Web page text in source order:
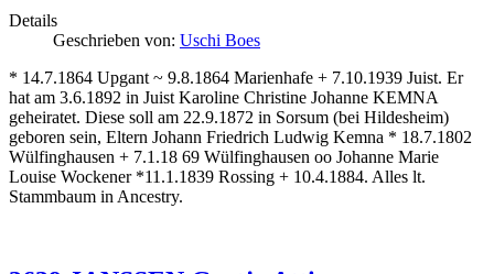
Details
Geschrieben von: Uschi Boes
* 14.7.1864 Upgant ~ 9.8.1864 Marienhafe + 7.10.1939 Juist. Er
hat am 3.6.1892 in Juist Karoline Christine Johanne KEMNA
geheiratet. Diese soll am 22.9.1872 in Sorsum (bei Hildesheim)
geboren sein, Eltern Johann Friedrich Ludwig Kemna * 18.7.1802
Wülfinghausen + 7.1.18 69 Wülfinghausen oo Johanne Marie
Louise Wockener *11.1.1839 Rossing + 10.4.1884. Alles lt.
Stammbaum in Ancestry.